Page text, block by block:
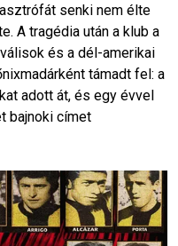
senki nem élte
A tragédia után a klub a
és a dél-amerikai
támadt fel: a
adott át, és egy évvel
bajnoki címet